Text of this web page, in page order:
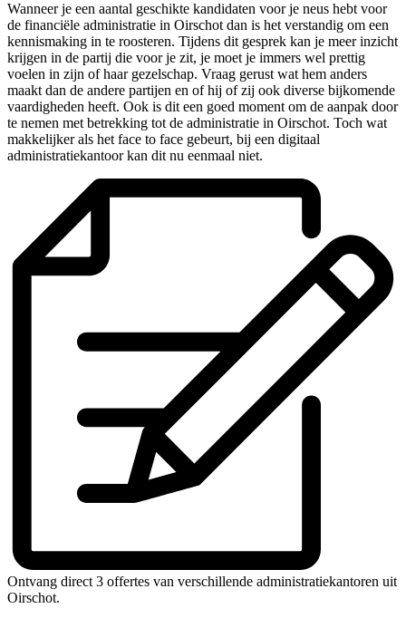
Wanneer je een aantal geschikte kandidaten voor je neus hebt voor
de financiële administratie in Oirschot dan is het verstandig om een
kennismaking in te roosteren. Tijdens dit gesprek kan je meer inzicht
krijgen in de partij die voor je zit, je moet je immers wel prettig
voelen in zijn of haar gezelschap. Vraag gerust wat hem anders
maakt dan de andere partijen en of hij of zij ook diverse bijkomende
vaardigheden heeft. Ook is dit een goed moment om de aanpak door
te nemen met betrekking tot de administratie in Oirschot. Toch wat
makkelijker als het face to face gebeurt, bij een digitaal
administratiekantoor kan dit nu eenmaal niet.
Ontvang direct 3 offertes van verschillende administratiekantoren uit
Oirschot.